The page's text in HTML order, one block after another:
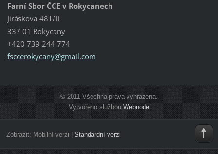
Farní Sbor ČCE v Rokycanech
Jiráskova 481/II
337 01 Rokycany
+420 739 244 774
fsccerokycany@gmail.com
© 2011 Všechna práva vyhrazena.
Vytvořeno službouWebnode
Zobrazit: Mobilní verzi Standardní verzi